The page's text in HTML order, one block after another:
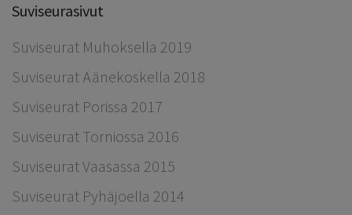
Suviseurasivut
Suviseurat Muhoksella 2019
Suviseurat Äänekoskella 2018
Suviseurat Porissa 2017
Suviseurat Torniossa 2016
Suviseurat Vaasassa 2015
Suviseurat Pyhäjoella 2014